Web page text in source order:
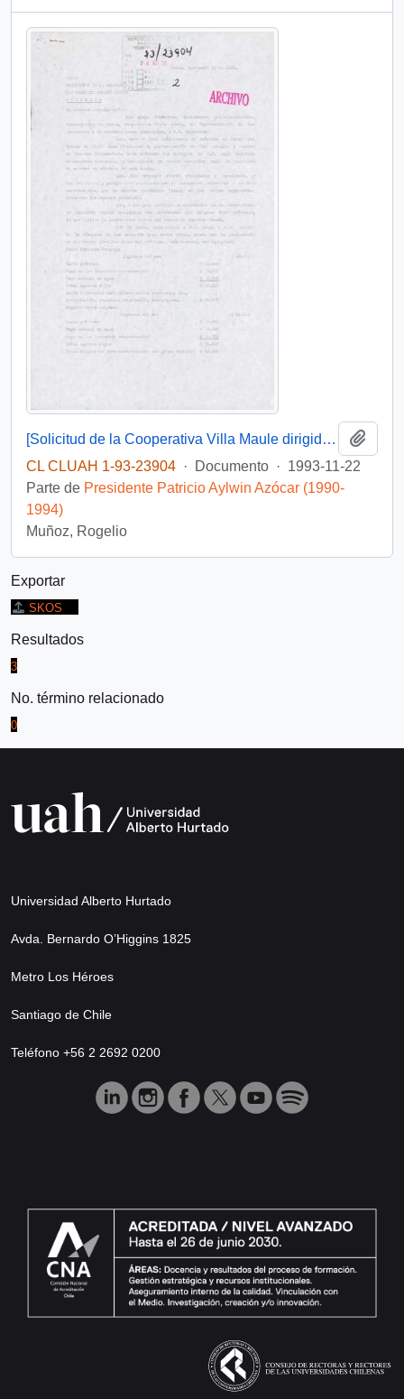
[Solicitud de la Cooperativa Villa Maule dirigida al Presidente Patricio Aylwin]
CL CLUAH 1-93-23904 · Documento · 1993-11-22
Parte de Presidente Patricio Aylwin Azócar (1990-
1994)
Muñoz, Rogelio
Exportar
SKOS
Resultados
3
No. término relacionado
0
Universidad Alberto Hurtado
Avda. Bernardo O’Higgins 1825
Metro Los Héroes
Santiago de Chile
Teléfono +56 2 2692 0200